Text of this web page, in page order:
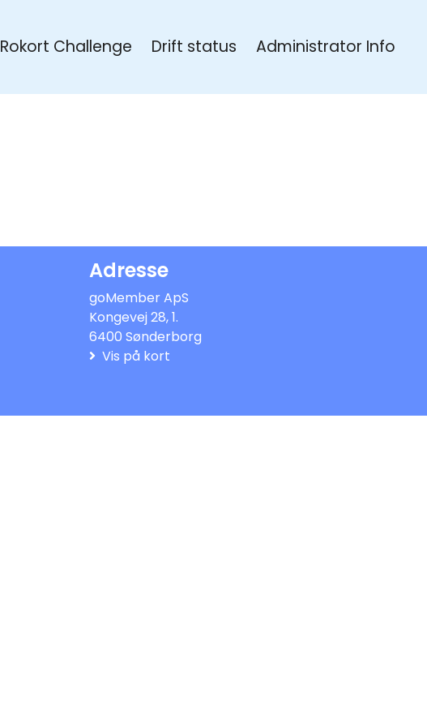
Rokort Challenge Drift status Administrator Info
Adresse
goMember ApS
Kongevej 28, 1.
6400 Sønderborg
Vis på kort